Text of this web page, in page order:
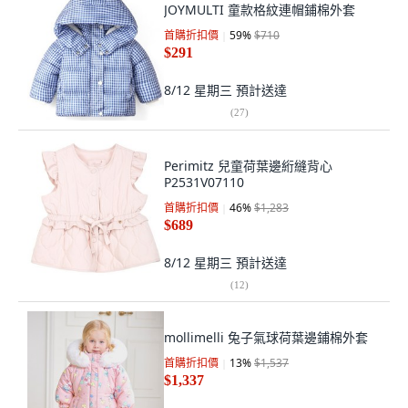
JOYMULTI 童款格紋連帽鋪棉外套
首購折扣價 59%$710
$291
8/12 星期三 預計送達
(27)
Perimitz 兒童荷葉邊絎縫背心
P2531V07110
首購折扣價 46%$1,283
$689
8/12 星期三 預計送達
(12)
mollimelli 兔子氣球荷葉邊鋪棉外套
首購折扣價 13%$1,537
$1,337